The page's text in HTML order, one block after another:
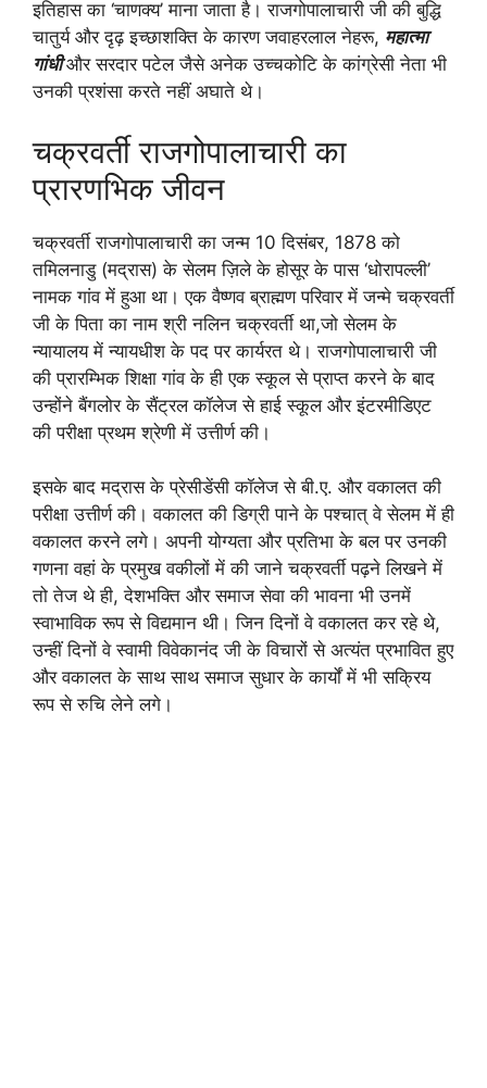
इतिहास का ‘चाणक्य’ माना जाता है। राजगोपालाचारी जी की बुद्धि
चातुर्य और दृढ़ इच्छाशक्ति के कारण जवाहरलाल नेहरू, महात्मा
गांधीऔर सरदार पटेल जैसे अनेक उच्चकोटि के कांग्रेसी नेता भी
उनकी प्रशंसा करते नहीं अघाते थे।
चक्रवर्ती राजगोपालाचारी का
प्रारणभिक जीवन
चक्रवर्ती राजगोपालाचारी का जन्म 10 दिसंबर, 1878 को
तमिलनाडु (मद्रास) के सेलम ज़िले के होसूर के पास ‘धोरापल्ली’
नामक गांव में हुआ था। एक वैष्णव ब्राह्मण परिवार में जन्मे चक्रवर्ती
जी के पिता का नाम श्री नलिन चक्रवर्ती था,जो सेलम के
न्यायालय में न्यायधीश के पद पर कार्यरत थे। राजगोपालाचारी जी
की प्रारम्भिक शिक्षा गांव के ही एक स्कूल से प्राप्त करने के बाद
उन्होंने बैंगलोर के सैंट्रल कॉलेज से हाई स्कूल और इंटरमीडिएट
की परीक्षा प्रथम श्रेणी में उत्तीर्ण की।
इसके बाद मद्रास के प्रेसीडेंसी कॉलेज से बी.ए. और वकालत की
परीक्षा उत्तीर्ण की। वकालत की डिग्री पाने के पश्चात् वे सेलम में ही
वकालत करने लगे। अपनी योग्यता और प्रतिभा के बल पर उनकी
गणना वहां के प्रमुख वकीलों में की जाने चक्रवर्ती पढ़ने लिखने में
तो तेज थे ही, देशभक्ति और समाज सेवा की भावना भी उनमें
स्वाभाविक रूप से विद्यमान थी। जिन दिनों वे वकालत कर रहे थे,
उन्हीं दिनों वे स्वामी विवेकानंद जी के विचारों से अत्यंत प्रभावित हुए
और वकालत के साथ साथ समाज सुधार के कार्यों में भी सक्रिय
रूप से रुचि लेने लगे।